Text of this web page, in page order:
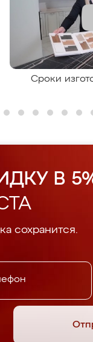
Сроки
В
сохранится.